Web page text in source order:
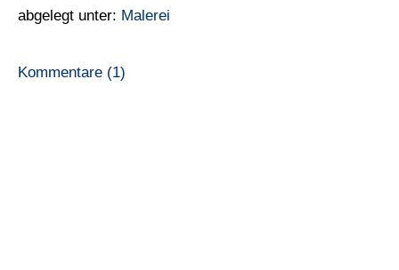
abgelegt unter: Malerei
Kommentare (1)